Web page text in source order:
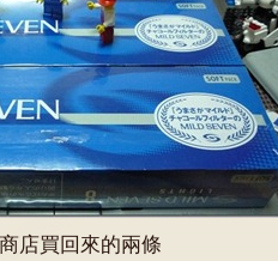
店買回來的兩條